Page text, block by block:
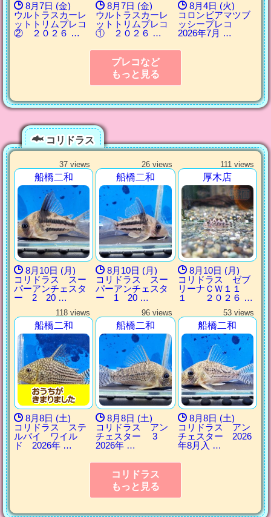
8月7日 (金)
ウルトラスカーレ
ットトリムプレコ
② ２０２６ …
8月7日 (金)
ウルトラスカーレ
ットトリムプレコ
① ２０２６ …
8月4日 (火)
コロンビアマツブ
ッシープレコ
2026年7月 …
プレコなど
もっと見る
コリドラス
37 views
船橋二和
8月10日 (月)
コリドラス スー
パーアンチェスタ
ー 2 20 …
26 views
船橋二和
8月10日 (月)
コリドラス スー
パーアンチェスタ
ー 1 20 …
111 views
厚木店
8月10日 (月)
コリドラス ゼブ
リーナＣＷ１１
１ ２０２６ …
118 views
船橋二和
8月8日 (土)
コリドラス ステ
ルバイ ワイル
ド 2026年 …
96 views
船橋二和
8月8日 (土)
コリドラス アン
チェスター 3
2026年 …
53 views
船橋二和
8月8日 (土)
コリドラス アン
チェスター 2026
年8月入 …
コリドラス
もっと見る